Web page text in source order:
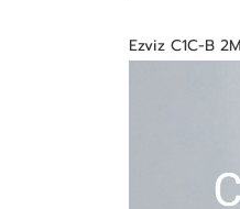
Ezviz C1C-B